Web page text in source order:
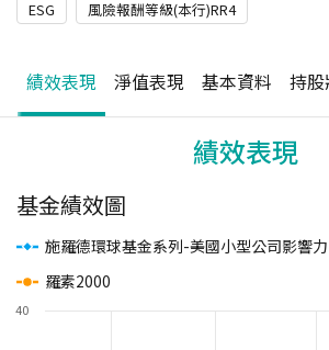
ESG 風險報酬等級(本行)RR4
績效表現 淨值表現 基本資料 持
績效表現
基金績效圖
施羅德環球基金系列-美國小型公司影響
羅素2000
40